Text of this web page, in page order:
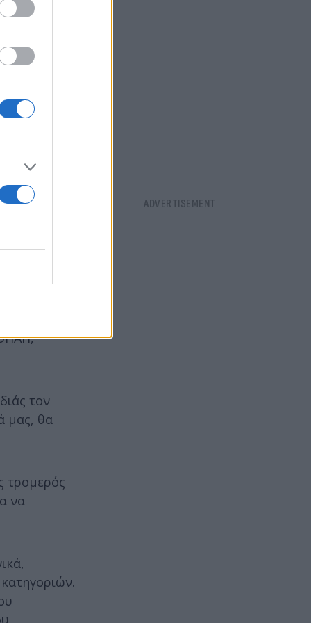
νέα μας
Γι’ αυτό
είναι να
την
ΟΠΑΠ,
ο
τον
μας, θα
τρομερός
να